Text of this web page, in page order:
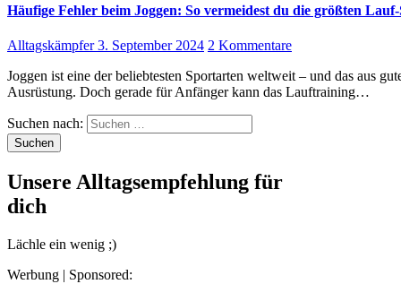
Häufige Fehler beim Joggen: So vermeidest du die größten
Alltagskämpfer3. September 2024 2 Kommentare
Joggen ist eine der beliebtesten Sportarten weltweit – und das aus gutem Grund. Es hält fit, ist flexibel und benötigt keine teure
Ausrüstung. Doch gerade für Anfänger kann das Lauftraining…
Suchen nach:
Unsere Alltagsempfehlung für
dich
Lächle ein wenig ;)
Werbung | Sponsored: